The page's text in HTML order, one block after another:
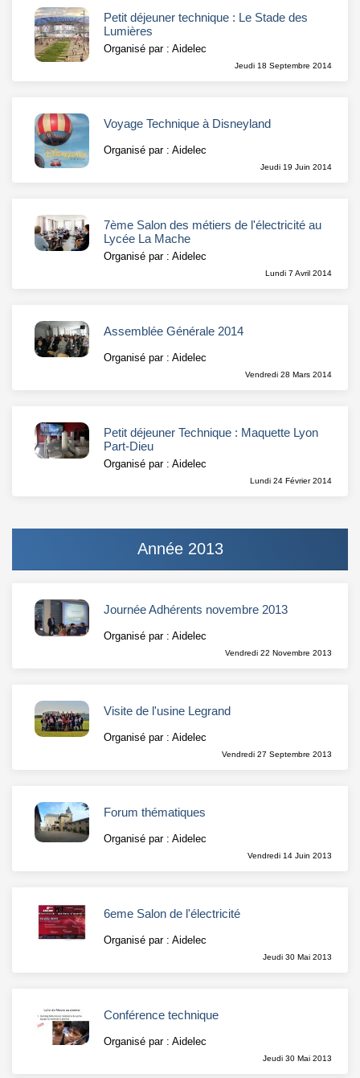
Petit déjeuner technique : Le Stade des
Lumières
Organisé par : Aidelec
Jeudi 18 Septembre 2014
Voyage Technique à Disneyland
Organisé par : Aidelec
Jeudi 19 Juin 2014
7ème Salon des métiers de l'électricité au
Lycée La Mache
Organisé par : Aidelec
Lundi 7 Avril 2014
Assemblée Générale 2014
Organisé par : Aidelec
Vendredi 28 Mars 2014
Petit déjeuner Technique : Maquette Lyon
Part-Dieu
Organisé par : Aidelec
Lundi 24 Février 2014
Année 2013
Journée Adhérents novembre 2013
Organisé par : Aidelec
Vendredi 22 Novembre 2013
Visite de l'usine Legrand
Organisé par : Aidelec
Vendredi 27 Septembre 2013
Forum thématiques
Organisé par : Aidelec
Vendredi 14 Juin 2013
6eme Salon de l'électricité
Organisé par : Aidelec
Jeudi 30 Mai 2013
Conférence technique
Organisé par : Aidelec
Jeudi 30 Mai 2013